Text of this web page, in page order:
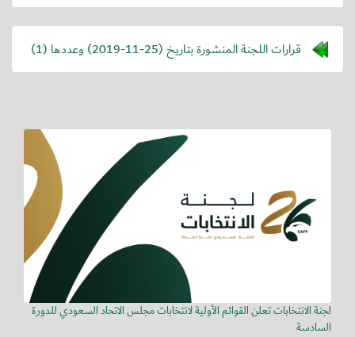
قرارات اللجنة المنشورة بتاريخ (2019-11-25) وعددها (1)
لجنة الانتخابات تعلن القوائم الأولية لانتخابات مجلس الاتحاد السعودي للدورة
السادسة